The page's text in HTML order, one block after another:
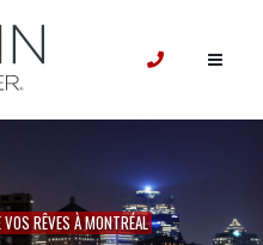
RÊVES À MONTRÉAL